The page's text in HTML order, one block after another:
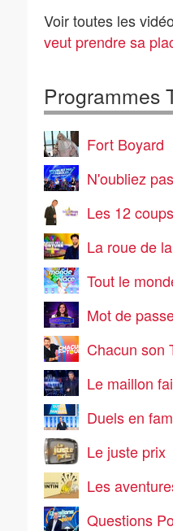
Voir toutes les
veut prendre sa
Programmes
Fort Boyard
N'oubliez
Les 12
La roue de
Tout le
Mot de
Chacun son
Le maillon
Duels en
Le juste prix
Les
Questions